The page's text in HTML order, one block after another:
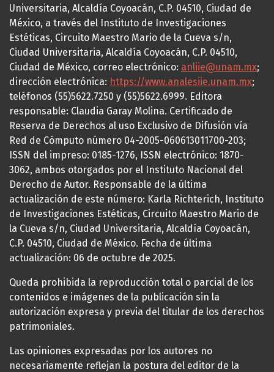
Universitaria, Alcaldía Coyoacán, C.P. 04510, Ciudad de
México, a través del Instituto de Investigaciones
Estéticas, Circuito Maestro Mario de la Cueva s/n,
Ciudad Universitaria, Alcaldía Coyoacán, C.P. 04510,
Ciudad de México, correo electrónico: anliie@unam.mx;
dirección electrónica: https://www.analesiie.unam.mx;
teléfonos (55)5622.7250 y (55)5622.6999. Editora
responsable: Claudia Garay Molina. Certificado de
Reserva de Derechos al uso Exclusivo de Difusión vía
Red de Cómputo número 04-2005-060613011700-203;
ISSN del impreso: 0185-1276, ISSN electrónico: 1870-
3062, ambos otorgados por el Instituto Nacional del
Derecho de Autor. Responsable de la última
actualización de este número: Karla Richterich, Instituto
de Investigaciones Estéticas, Circuito Maestro Mario de
la Cueva s/n, Ciudad Universitaria, Alcaldía Coyoacán,
C.P. 04510, Ciudad de México. Fecha de última
actualización: 06 de octubre de 2025.
Queda prohibida la reproducción total o parcial de los
contenidos e imágenes de la publicación sin la
autorización expresa y previa del titular de los derechos
patrimoniales.
Las opiniones expresadas por los autores no
necesariamente reflejan la postura del editor de la